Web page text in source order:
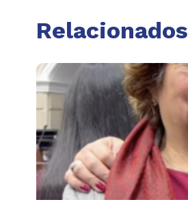
Relacionados